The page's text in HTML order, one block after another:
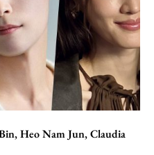
Heo Nam Jun, Claudia